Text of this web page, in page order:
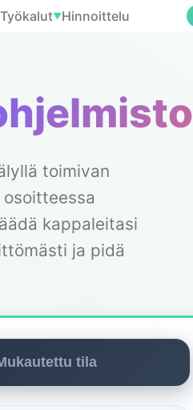
Työkalut▼Hinnoittelu
toimivan
kappaleitasi
ja pidä
tila